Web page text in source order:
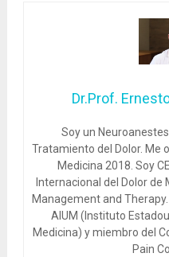
Dr.Prof.
Soy un
Tratamiento del Dolor. Me
Medicina 2018. Soy
Internacional del Dolor de
Management and
AIUM (Instituto
Medicina) y miembro del
Pain